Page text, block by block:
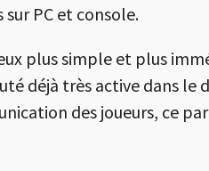
PC et console.
plus simple et plus
déjà très active dans le
des joueurs, ce